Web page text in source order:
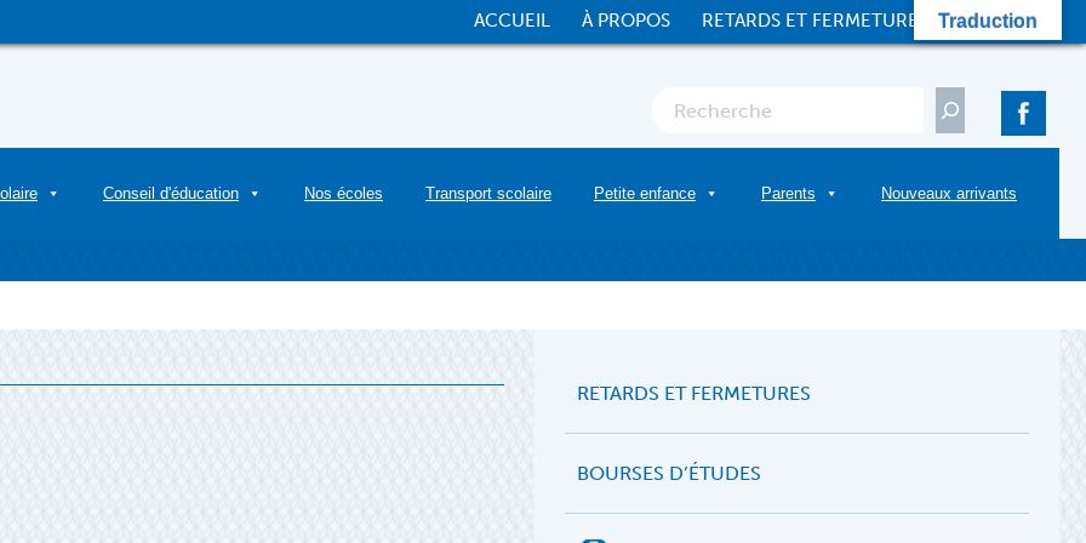
ACCUEIL À PROPOS RETARDS ET FERMETURES CONTACT
Conseil d'éducation Nos écoles Transport scolaire Petite enfance Parents Nouveaux arrivants
RETARDS ET FERMETURES
BOURSES D’ÉTUDES
Traduction